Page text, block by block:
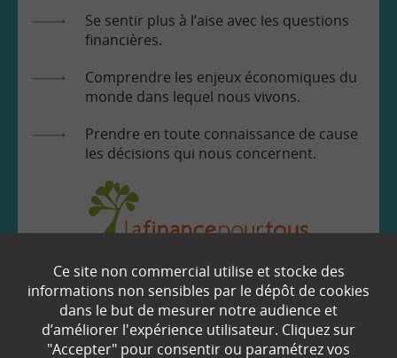
Se sentir plus à l’aise avec les questions
financières.
Comprendre les enjeux économiques du
monde dans lequel nous vivons.
Prendre en toute connaissance de cause
les décisions qui nous concernent.
EN SAVOIR
Qui sommes-nous ?
Ce site non commercial utilise et stocke des
informations non sensibles par le dépôt de cookies
dans le but de mesurer notre audience et
d’améliorer l'expérience utilisateur. Cliquez sur
"Accepter" pour consentir ou paramétrez vos